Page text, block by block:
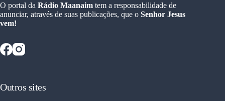
O portal da Rádio Maanaim tem a responsabilidade de
anunciar, através de suas publicações, que o Senhor Jesus
vem!
Outros sites